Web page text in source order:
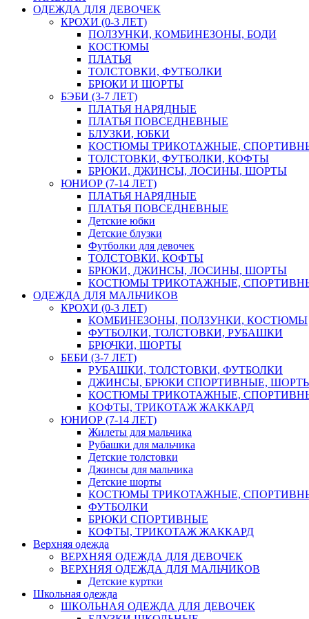
ОДЕЖДА ДЛЯ ДЕВОЧЕК
КРОХИ (0-3 ЛЕТ)
ПОЛЗУНКИ, КОМБИНЕЗОНЫ, БОДИ
КОСТЮМЫ
ПЛАТЬЯ
ТОЛСТОВКИ, ФУТБОЛКИ
БРЮКИ И ШОРТЫ
БЭБИ (3-7 ЛЕТ)
ПЛАТЬЯ НАРЯДНЫЕ
ПЛАТЬЯ ПОВСЕДНЕВНЫЕ
БЛУЗКИ, ЮБКИ
КОСТЮМЫ ТРИКОТАЖНЫЕ,
ТОЛСТОВКИ, ФУТБОЛКИ, КОФТЫ
БРЮКИ, ДЖИНСЫ, ЛОСИНЫ, ШОРТЫ
ЮНИОР (7-14 ЛЕТ)
ПЛАТЬЯ НАРЯДНЫЕ
ПЛАТЬЯ ПОВСЕДНЕВНЫЕ
Детские юбки
Детские блузки
Футболки для девочек
ТОЛСТОВКИ, КОФТЫ
БРЮКИ, ДЖИНСЫ, ЛОСИНЫ, ШОРТЫ
КОСТЮМЫ ТРИКОТАЖНЫЕ,
ОДЕЖДА ДЛЯ МАЛЬЧИКОВ
КРОХИ (0-3 ЛЕТ)
КОМБИНЕЗОНЫ, ПОЛЗУНКИ, КОСТЮМЫ
ФУТБОЛКИ, ТОЛСТОВКИ, РУБАШКИ
БРЮЧКИ, ШОРТЫ
БЕБИ (3-7 ЛЕТ)
РУБАШКИ, ТОЛСТОВКИ, ФУТБОЛКИ
ДЖИНСЫ, БРЮКИ СПОРТИВНЫЕ,
КОСТЮМЫ ТРИКОТАЖНЫЕ,
КОФТЫ, ТРИКОТАЖ ЖАККАРД
ЮНИОР (7-14 ЛЕТ)
Жилеты для мальчика
Рубашки для мальчика
Детские толстовки
Джинсы для мальчика
Детские шорты
КОСТЮМЫ ТРИКОТАЖНЫЕ,
ФУТБОЛКИ
БРЮКИ СПОРТИВНЫЕ
КОФТЫ, ТРИКОТАЖ ЖАККАРД
Верхняя одежда
ВЕРХНЯЯ ОДЕЖДА ДЛЯ ДЕВОЧЕК
ВЕРХНЯЯ ОДЕЖДА ДЛЯ МАЛЬЧИКОВ
Детские куртки
Школьная одежда
ШКОЛЬНАЯ ОДЕЖДА ДЛЯ ДЕВОЧЕК